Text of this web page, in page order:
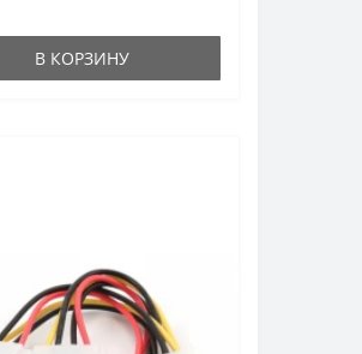
В КОРЗИНУ